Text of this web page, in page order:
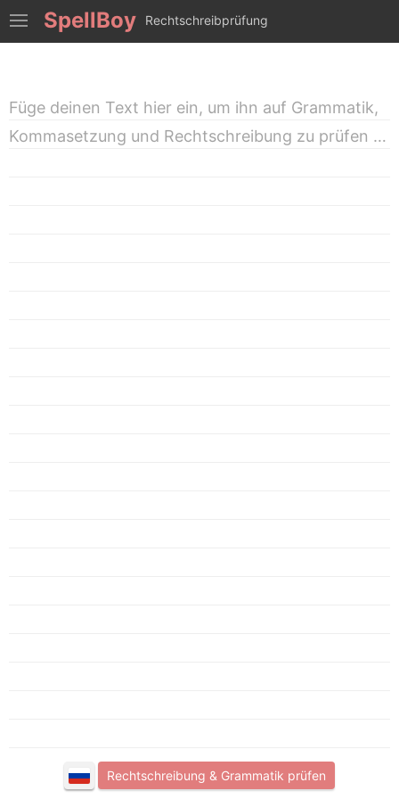
SpellBoy Rechtschreibprüfung
Rechtschreibung & Grammatik prüfen